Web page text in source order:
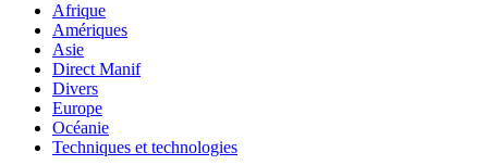
Afrique
Amériques
Asie
Direct Manif
Divers
Europe
Océanie
Techniques et technologies